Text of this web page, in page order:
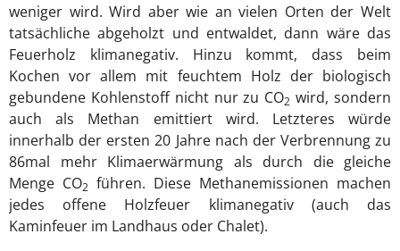
weniger wird. Wird aber wie an vielen Orten der Welt
tatsächliche abgeholzt und entwaldet, dann wäre das
Feuerholz klimanegativ. Hinzu kommt, dass beim
Kochen vor allem mit feuchtem Holz der biologisch
gebundene Kohlenstoff nicht nur zu CO2 wird, sondern
auch als Methan emittiert wird. Letzteres würde
innerhalb der ersten 20 Jahre nach der Verbrennung zu
86mal mehr Klimaerwärmung als durch die gleiche
Menge CO2 führen. Diese Methanemissionen machen
jedes offene Holzfeuer klimanegativ (auch das
Kaminfeuer im Landhaus oder Chalet).